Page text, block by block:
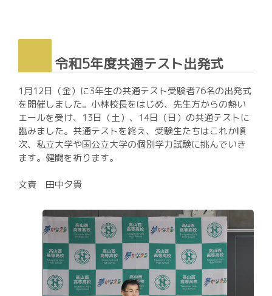
豊富な学校行事
入試案内
進路実績
いじめ基本方針
在校生・保護者の方
卒業生の方
環境方針
個人情報保護方針
令和5年度共通テスト出発式
1月12日（金）に3年生の共通テスト受験者76名の出発式
を開催しました。小林校長をはじめ、先生方からの熱い
エールを受け、13日（土）、14日（日）の共通テストに
臨みました。共通テストを終え、受験生たちはこれか順
次、私立大学や国公立大学の個別学力試験に挑んでいき
ます。健闘を祈ります。
文責 田中夕貴